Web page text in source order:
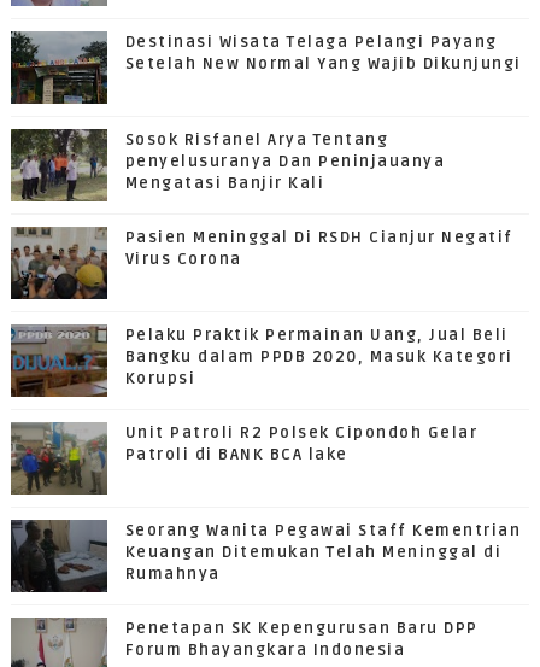
Destinasi Wisata Telaga Pelangi Payang
Setelah New Normal Yang Wajib Dikunjungi
Sosok Risfanel Arya Tentang
penyelusuranya Dan Peninjauanya
Mengatasi Banjir Kali
Pasien Meninggal Di RSDH Cianjur Negatif
Virus Corona
Pelaku Praktik Permainan Uang, Jual Beli
Bangku dalam PPDB 2020, Masuk Kategori
Korupsi
Unit Patroli R2 Polsek Cipondoh Gelar
Patroli di BANK BCA lake
Seorang Wanita Pegawai Staff Kementrian
Keuangan Ditemukan Telah Meninggal di
Rumahnya
Penetapan SK Kepengurusan Baru DPP
Forum Bhayangkara Indonesia